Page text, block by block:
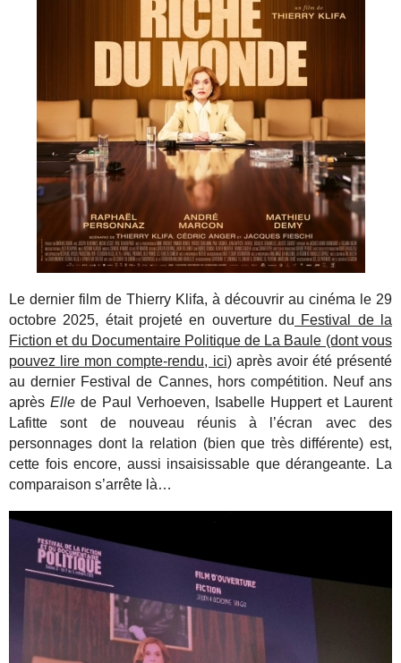
Le dernier film de Thierry Klifa, à découvrir au cinéma le 29
octobre 2025, était projeté en ouverture du Festival de la
Fiction et du Documentaire Politique de La Baule (dont vous
pouvez lire mon compte-rendu, ici) après avoir été présenté
au dernier Festival de Cannes, hors compétition. Neuf ans
aprèsElle de Paul Verhoeven, Isabelle Huppert et Laurent
Lafitte sont de nouveau réunis à l’écran avec des
personnages dont la relation (bien que très différente) est,
cette fois encore, aussi insaisissable que dérangeante. La
comparaison s’arrête là…